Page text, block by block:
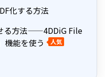
化する方法
る方法——4DDiG File
機能を使う
人気